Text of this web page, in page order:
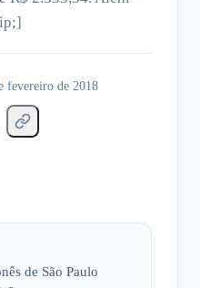
fevereiro de 2018
de São Paulo